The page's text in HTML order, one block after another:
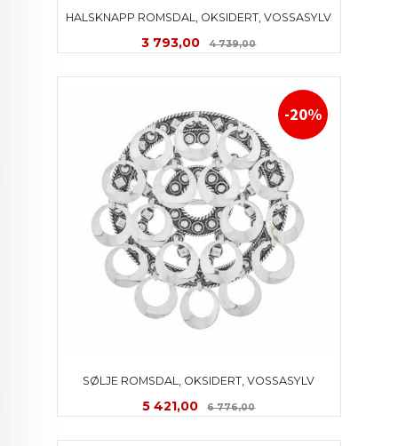
HALSKNAPP ROMSDAL, OKSIDERT, VOSSASYLV
Tilbud
3 793,00 4 739,00Rabatt
SØLJE ROMSDAL, OKSIDERT, VOSSASYLV
Tilbud
5 421,00 6 776,00Rabatt
-20%